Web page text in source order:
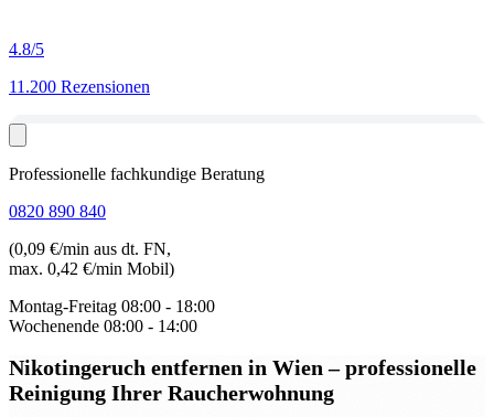
4.8/5
11.200 Rezensionen
Professionelle fachkundige Beratung
0820 890 840
(0,09 €/min aus dt. FN,
max. 0,42 €/min Mobil)
Montag-Freitag 08:00 - 18:00
Wochenende 08:00 - 14:00
Nikotingeruch entfernen in Wien– professionelle
Reinigung Ihrer Raucherwohnung